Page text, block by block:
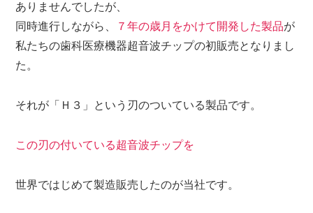
ありませんでしたが、
同時進行しながら、
７年の歳月をかけて開発した製品が
私たちの歯科医療機器超音波チップの初販売となりまし
た。
それが「Ｈ３」という刃のついている製品です。
この刃の付いている超音波チップを
世界ではじめて製造販売したのが当社です。